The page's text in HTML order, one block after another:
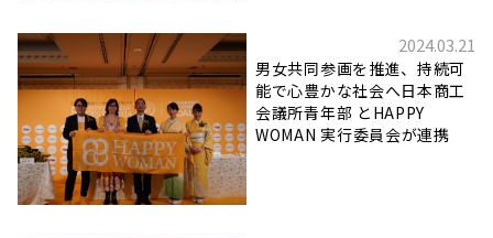
2024.03.21
男女共同参画を推進、持続可
能で心豊かな社会へ日本商工
会議所青年部 とHAPPY
WOMAN 実行委員会が連携